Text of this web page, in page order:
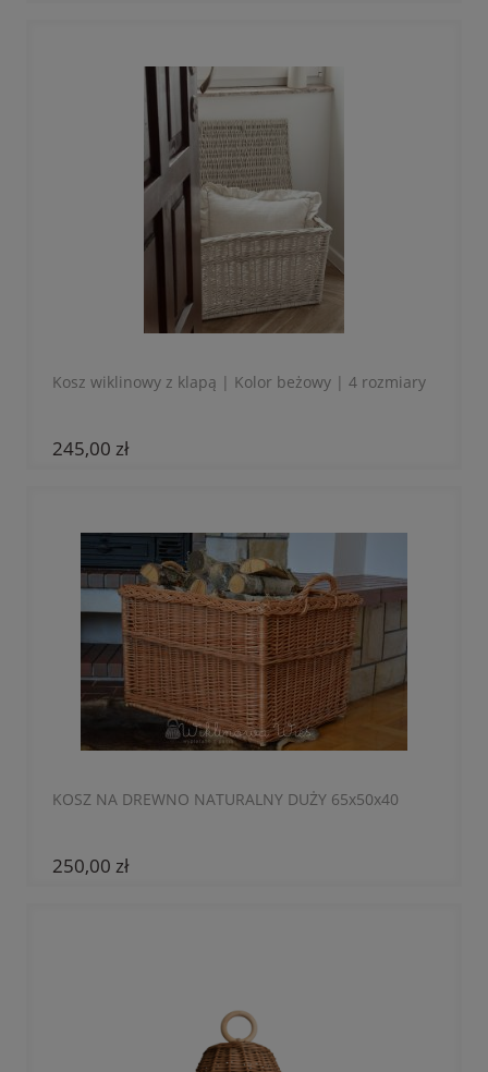
Kosz wiklinowy z klapą | Kolor beżowy | 4 rozmiary
245,00 zł
KOSZ NA DREWNO NATURALNY DUŻY 65x50x40
250,00 zł